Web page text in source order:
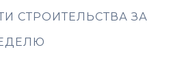
СТРОИТЕЛЬСТВА ЗА